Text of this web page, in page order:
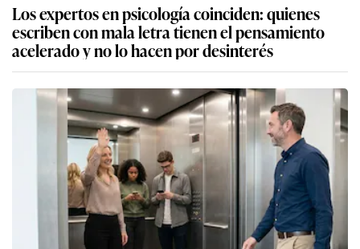
Los expertos en psicología coinciden: quienes
escriben con mala letra tienen el pensamiento
acelerado y no lo hacen por desinterés